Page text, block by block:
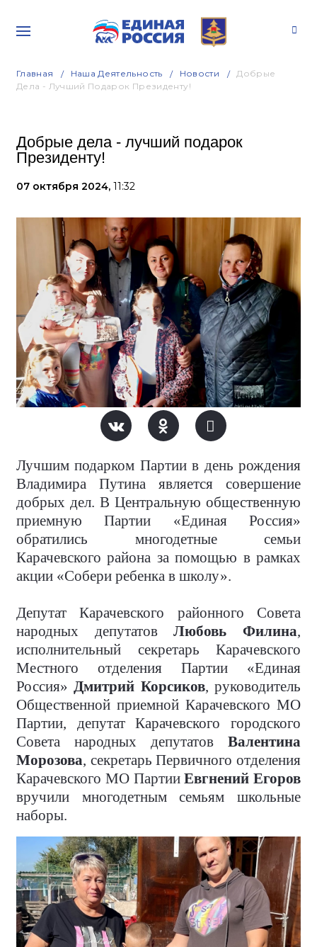
Главная Наша Деятельность Новости
Добрые
Дела - Лучший Подарок Президенту!
Добрые дела - лучший подарок
Президенту!
07 октября 2024, 11:32
Лучшим подарком Партии в день рождения
Владимира Путина является совершение
добрых дел. В Центральную общественную
приемную Партии «Единая Россия»
обратились многодетные семьи
Карачевского района за помощью в рамках
акции «Собери ребенка в школу».
Депутат Карачевского районного Совета
народных депутатовЛюбовь Филина,
исполнительный секретарь Карачевского
Местного отделения Партии «Единая
Россия»Дмитрий Корсиков, руководитель
Общественной приемной Карачевского МО
Партии, депутат Карачевского городского
Совета народных депутатов Валентина
Морозова, секретарь Первичного отделения
Карачевского МО ПартииЕвгнений Егоров
вручили многодетным семьям школьные
наборы.